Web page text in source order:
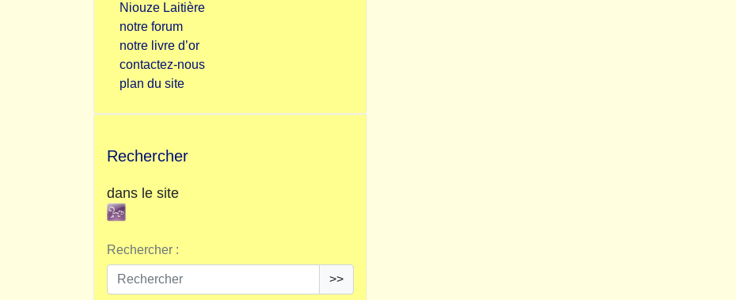
Niouze Laitière
notre forum
notre livre d’or
contactez-nous
plan du site
Rechercher
dans le site
Rechercher :
>>